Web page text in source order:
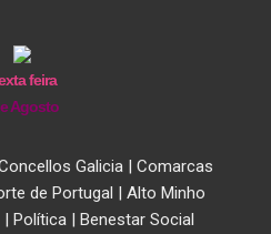
feira
Agosto
Galicia| Comarcas
de Portugal | Alto Minho
| Política| Benestar Social